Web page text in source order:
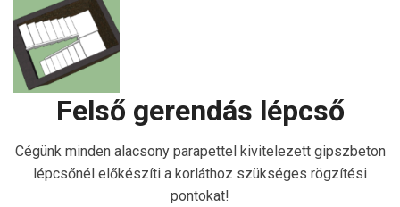
Felső gerendás lépcső
Cégünk minden alacsony parapettel kivitelezett gipszbeton
lépcsőnél előkészíti a korláthoz szükséges rögzítési
pontokat!